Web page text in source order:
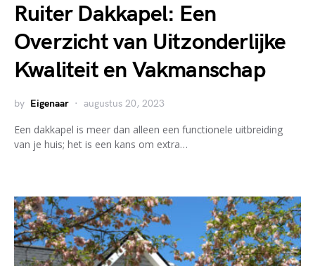
Ruiter Dakkapel: Een
Overzicht van Uitzonderlijke
Kwaliteit en Vakmanschap
by Eigenaar augustus 20, 2023
Een dakkapel is meer dan alleen een functionele uitbreiding
van je huis; het is een kans om extra…